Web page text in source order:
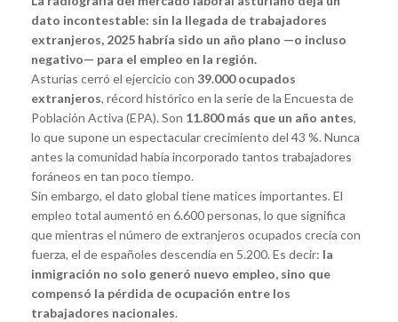
dato incontestable: sin la llegada de trabajadores
extranjeros, 2025 habría sido un año plano —o incluso
negativo— para el empleo en la región.
Asturias cerró el ejercicio con 39.000 ocupados
extranjeros, récord histórico en la serie de la Encuesta de
Población Activa (EPA). Son 11.800 más que un año antes,
lo que supone un espectacular crecimiento del 43 %. Nunca
antes la comunidad había incorporado tantos trabajadores
foráneos en tan poco tiempo.
Sin embargo, el dato global tiene matices importantes. El
empleo total aumentó en 6.600 personas, lo que significa
que mientras el número de extranjeros ocupados crecía con
fuerza, el de españoles descendía en 5.200. Es decir: la
inmigración no solo generó nuevo empleo, sino que
compensó la pérdida de ocupación entre los
trabajadores nacionales.